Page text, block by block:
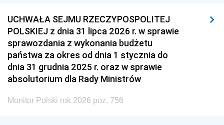
UCHWAŁA SEJMU RZECZYPOSPOLITEJ
POLSKIEJ z dnia 31 lipca 2026 r. w sprawie
sprawozdania z wykonania budżetu
państwa za okres od dnia 1 stycznia do
dnia 31 grudnia 2025 r. oraz w sprawie
absolutorium dla Rady Ministrów
Monitor Polski rok 2026 poz. 756